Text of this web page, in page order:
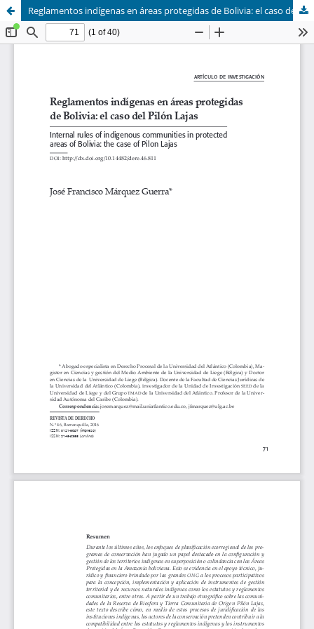
Reglamentos indígenas en áreas protegidas de Bolivia: el caso del Pilón Lajas